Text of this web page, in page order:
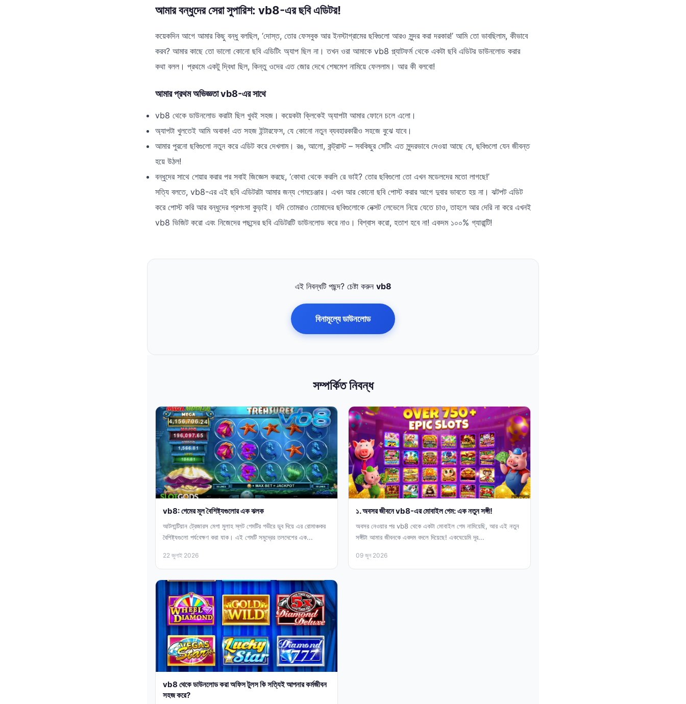
আমার বন্ধুদের সেরা সুপারিশ: vb8-এর ছবি এডিটর!
কয়েকদিন আগে আমার কিছু বন্ধু বলছিল, ‘দোস্ত, তোর ফেসবুক আর ইনস্টাগ্রামের ছবিগুলো আরও সুন্দর করা দরকার!’ আমি তো ভাবছিলাম, কীভাবে
করব? আমার কাছে তো ভালো কোনো ছবি এডিটিং অ্যাপ ছিল না। তখন ওরা আমাকে vb8 প্ল্যাটফর্ম থেকে একটা ছবি এডিটর ডাউনলোড করার
কথা বলল। প্রথমে একটু দ্বিধা ছিল, কিন্তু ওদের এত জোর দেখে শেষমেশ নামিয়ে ফেললাম। আর কী বলবো!
আমার প্রথম অভিজ্ঞতা vb8-এর সাথে
vb8 থেকে ডাউনলোড করাটা ছিল খুবই সহজ। কয়েকটা ক্লিকেই অ্যাপটা আমার ফোনে চলে এলো।
অ্যাপটা খুলতেই আমি অবাক! এত সহজ ইন্টারফেস, যে কোনো নতুন ব্যবহারকারীও সহজে বুঝে যাবে।
আমার পুরনো ছবিগুলো নতুন করে এডিট করে দেখলাম। রঙ, আলো, কন্ট্রাস্ট – সবকিছুর সেটিং এত সুন্দরভাবে দেওয়া আছে যে, ছবিগুলো যেন জীবন্ত
হয়ে উঠল!
বন্ধুদের সাথে শেয়ার করার পর সবাই জিজ্ঞেস করছে, ‘কোথা থেকে করলি রে ভাই? তোর ছবিগুলো তো এখন মডেলদের মতো লাগছে!’
সত্যি বলতে, vb8-এর এই ছবি এডিটরটা আমার জন্য গেমচেঞ্জার। এখন আর কোনো ছবি পোস্ট করার আগে দুবার ভাবতে হয় না। ঝটপট এডিট
করে পোস্ট করি আর বন্ধুদের প্রশংসা কুড়াই। যদি তোমরাও তোমাদের ছবিগুলোকে নেক্সট লেভেলে নিয়ে যেতে চাও, তাহলে আর দেরি না করে এখনই
vb8 ভিজিট করো এবং নিজেদের পছন্দের ছবি এডিটরটি ডাউনলোড করে নাও। বিশ্বাস করো, হতাশ হবে না! একদম ১০০% গ্যারান্টি!
এই নিবন্ধটি পছন্দ? চেষ্টা করুন vb8
বিনামূল্যে ডাউনলোড
সম্পর্কিত নিবন্ধ
vb8: গেমের মূল বৈশিষ্ট্যগুলোর এক ঝলক
আটলান্টিয়ান ট্রেজারস মেগা মুলাহ স্লট গেমটির গভীরে ডুব দিয়ে এর রোমাঞ্চকর
বৈশিষ্ট্যগুলো পর্যবেক্ষণ করা যাক। এই গেমটি সমুদ্রের তলদেশের এক...
22 জুলাই 2026
১. অবসর জীবনে vb8-এর মোবাইল গেম: এক নতুন সঙ্গী!
অবসর নেওয়ার পর vb8 থেকে একটা মোবাইল গেম নামিয়েছি, আর এই নতুন
সঙ্গীটা আমার জীবনকে একদম বদলে দিয়েছে! একঘেয়েমি দূর...
09 জুন 2026
vb8 থেকে ডাউনলোড করা অফিস টুলস কি সত্যিই আপনার কর্মজীবন
সহজ করে?